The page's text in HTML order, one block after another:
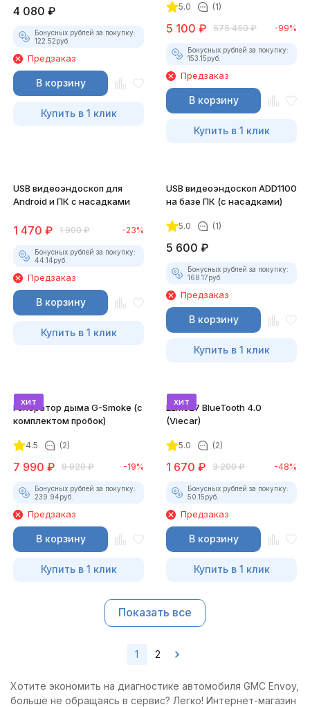
4 080 ₽
Бонусных рублей за покупку:
122.52руб.
Предзаказ
В корзину
Купить в 1 клик
5.0 (1)
5 100 ₽ 575 450 ₽ -99%
Бонусных рублей за покупку:
153.15руб.
Предзаказ
В корзину
Купить в 1 клик
USB видеоэндоскоп для
Android и ПК с насадками
1 470 ₽ 1 900 ₽ -23%
Бонусных рублей за покупку:
44.14руб.
Предзаказ
В корзину
Купить в 1 клик
USB видеоэндоскоп ADD1100
на базе ПК (с насадками)
5.0 (1)
5 600 ₽
Бонусных рублей за покупку:
168.17руб.
Предзаказ
В корзину
Купить в 1 клик
хит
Генератор дыма G-Smoke (c
комплектом пробок)
4.5 (2)
7 990 ₽ 9 920 ₽ -19%
Бонусных рублей за покупку:
239.94руб.
Предзаказ
В корзину
Купить в 1 клик
хит
ELM327 BlueTooth 4.0
(Viecar)
5.0 (2)
1 670 ₽ 3 200 ₽ -48%
Бонусных рублей за покупку:
50.15руб.
Предзаказ
В корзину
Купить в 1 клик
Показать все
1 2
Хотите экономить на диагностике автомобиля GMC Envoy,
больше не обращаясь в сервис? Легко! Интернет-магазин